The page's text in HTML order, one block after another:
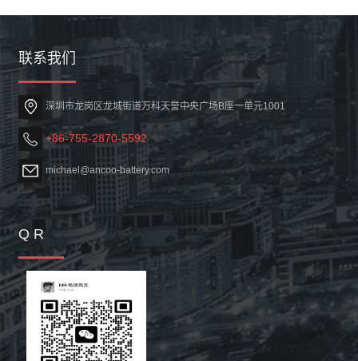
联系我们
深圳市龙岗区龙城街道万科天誉中央广场B座一单元1001
+86-755-2870-5592
michael@ancoo-battery.com
Q R